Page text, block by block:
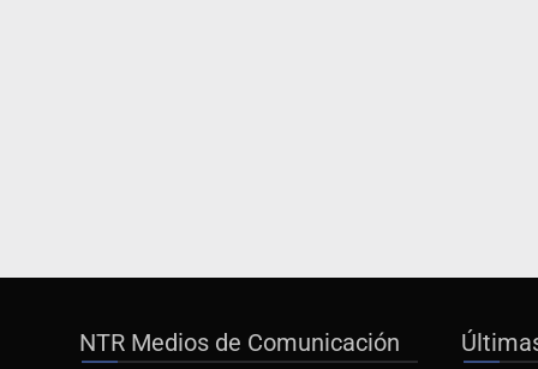
NTR Medios de Comunicación